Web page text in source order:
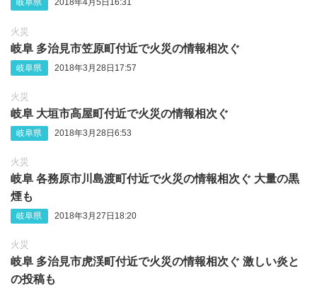
岐阜県 2018年4月5日16:31
火災
岐阜 多治見市笠原町付近で火災の情報相次ぐ
岐阜県 2018年3月28日17:57
火災
岐阜 大垣市高屋町付近で火災の情報相次ぐ
岐阜県 2018年3月28日6:53
火災
岐阜 各務原市川島渡町付近で火災の情報相次ぐ 大量の黒
煙も
岐阜県 2018年3月27日18:20
火災
岐阜 多治見市虎渓町付近で火災の情報相次ぐ 激しい炎と
の投稿も